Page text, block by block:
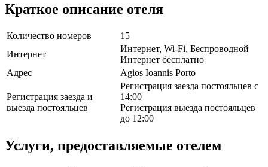
Краткое описание отеля
Количество номеров
15
Интернет
Интернет, Wi-Fi, Беспроводной
Интернет бесплатно
Адрес
Agios Ioannis Porto
Регистрация заезда и
выезда постояльцев
Регистрация заезда постояльцев с
14:00
Регистрация выезда постояльцев
до 12:00
Услуги, предоставляемые отелем